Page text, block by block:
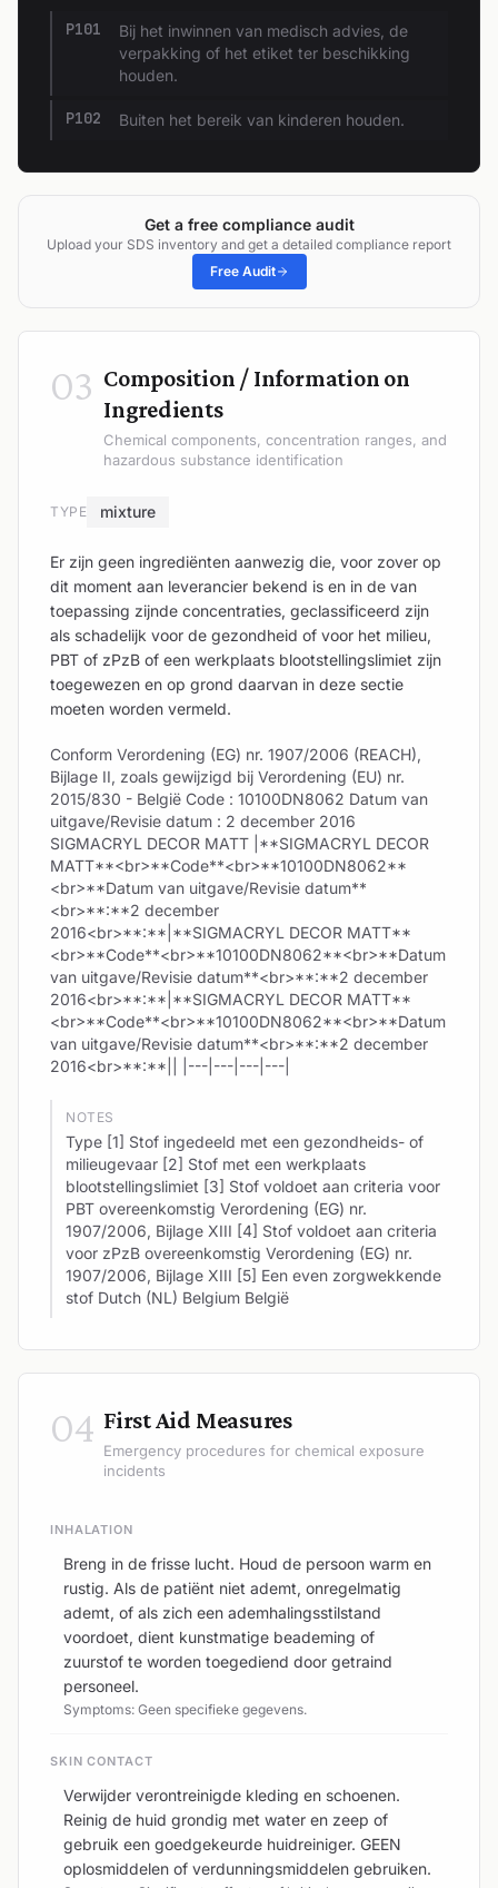
P101
Bij het inwinnen van medisch advies, de
verpakking of het etiket ter beschikking
houden.
P102 Buiten het bereik van kinderen houden.
Get a free compliance audit
Upload your SDS inventory and get a detailed compliance report
Free Audit
03 Composition / Information on
Ingredients
Chemical components, concentration ranges, and
hazardous substance identification
TYPE mixture
Er zijn geen ingrediënten aanwezig die, voor zover op
dit moment aan leverancier bekend is en in de van
toepassing zijnde concentraties, geclassificeerd zijn
als schadelijk voor de gezondheid of voor het milieu,
PBT of zPzB of een werkplaats blootstellingslimiet zijn
toegewezen en op grond daarvan in deze sectie
moeten worden vermeld.
Conform Verordening (EG) nr. 1907/2006 (REACH),
Bijlage II, zoals gewijzigd bij Verordening (EU) nr.
2015/830 - België Code : 10100DN8062 Datum van
uitgave/Revisie datum : 2 december 2016
SIGMACRYL DECOR MATT |**SIGMACRYL DECOR
MATT**<br>**Code**<br>**10100DN8062**
<br>**Datum van uitgave/Revisie datum**
<br>**:**2 december
2016<br>**:**|**SIGMACRYL DECOR MATT**
<br>**Code**<br>**10100DN8062**<br>**Datum
van uitgave/Revisie datum**<br>**:**2 december
2016<br>**:**|**SIGMACRYL DECOR MATT**
<br>**Code**<br>**10100DN8062**<br>**Datum
van uitgave/Revisie datum**<br>**:**2 december
2016<br>**:**|| |---|---|---|---|
NOTES
Type [1] Stof ingedeeld met een gezondheids- of
milieugevaar [2] Stof met een werkplaats
blootstellingslimiet [3] Stof voldoet aan criteria voor
PBT overeenkomstig Verordening (EG) nr.
1907/2006, Bijlage XIII [4] Stof voldoet aan criteria
voor zPzB overeenkomstig Verordening (EG) nr.
1907/2006, Bijlage XIII [5] Een even zorgwekkende
stof Dutch (NL) Belgium België
04 First Aid Measures
Emergency procedures for chemical exposure
incidents
INHALATION
Breng in de frisse lucht. Houd de persoon warm en
rustig. Als de patiënt niet ademt, onregelmatig
ademt, of als zich een ademhalingsstilstand
voordoet, dient kunstmatige beademing of
zuurstof te worden toegediend door getraind
personeel.
Symptoms: Geen specifieke gegevens.
SKIN CONTACT
Verwijder verontreinigde kleding en schoenen.
Reinig de huid grondig met water en zeep of
gebruik een goedgekeurde huidreiniger. GEEN
oplosmiddelen of verdunningsmiddelen gebruiken.